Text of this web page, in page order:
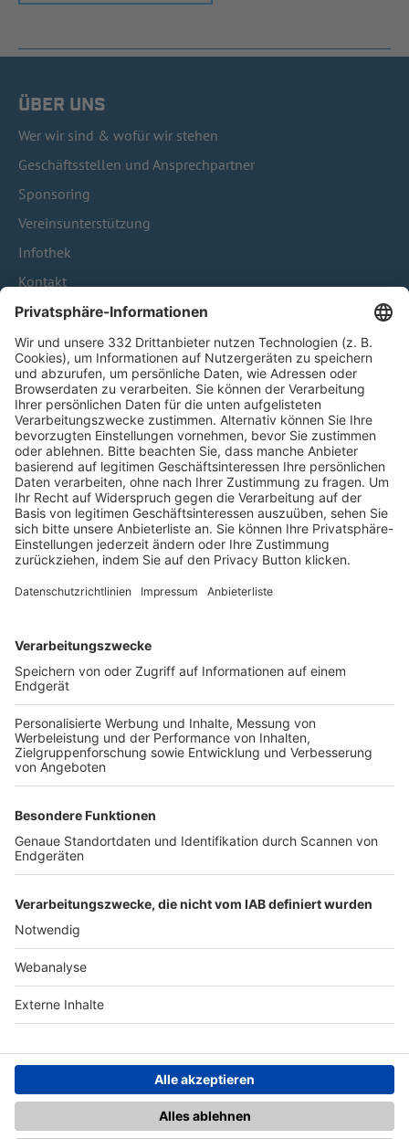
ÜBER UNS
Wer wir sind & wofür wir stehen
Geschäftsstellen und Ansprechpartner
Sponsoring
Vereinsunterstützung
Infothek
Kontakt
HÄUFIG BESUCHTE SEITEN
Pässe und Vereinswechsel
Trainerausbildung
Schulungsangebot Vereinsmitarbeiter
BFV-Geschäftsstellen
Trainerbörse
Login SpielPlus
FOLGE DEM BFV
TOP-VEREINE
TOP-PARTNER
Nutzungsbedingungen Datenschutz Impressum